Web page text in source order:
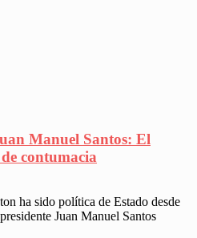
Manuel Santos: El
contumacia
ha sido política de Estado desde
Juan Manuel Santos